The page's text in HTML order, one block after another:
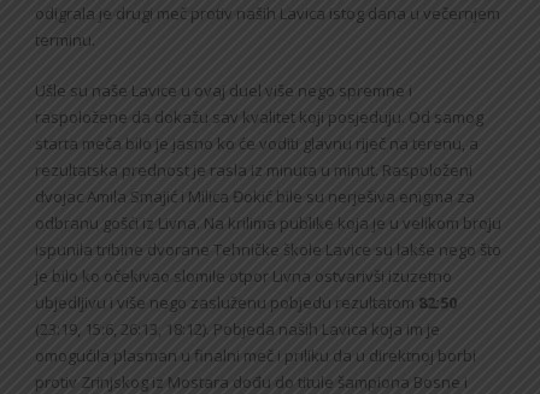
odigrala je drugi meč protiv naših Lavica istog dana u večernjem
terminu.
Ušle su naše Lavice u ovaj duel više nego spremne i
raspoložene da dokažu sav kvalitet koji posjeduju. Od samog
starta meča bilo je jasno ko će voditi glavnu riječ na terenu, a
rezultatska prednost je rasla iz minuta u minut. Raspoloženi
dvojac Amila Smajić i Milica Đokić bile su nerješiva enigma za
odbranu gošći iz Livna. Na krilima publike koja je u velikom broju
ispunila tribine dvorane Tehničke škole Lavice su lakše nego što
je bilo ko očekivao slomile otpor Livna ostvarivši izuzetno
ubjedljivu i više nego zasluženu pobjedu rezultatom 82:50
(23:19, 15:6, 26:13, 18:12). Pobjeda naših Lavica koja im je
omogućila plasman u finalni meč i priliku da u direktnoj borbi
protiv Zrinjskog iz Mostara dođu do titule šampiona Bosne i